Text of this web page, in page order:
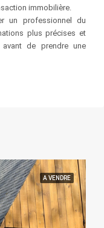
immobilière.
un professionnel du
plus précises et
de prendre une
A VENDRE